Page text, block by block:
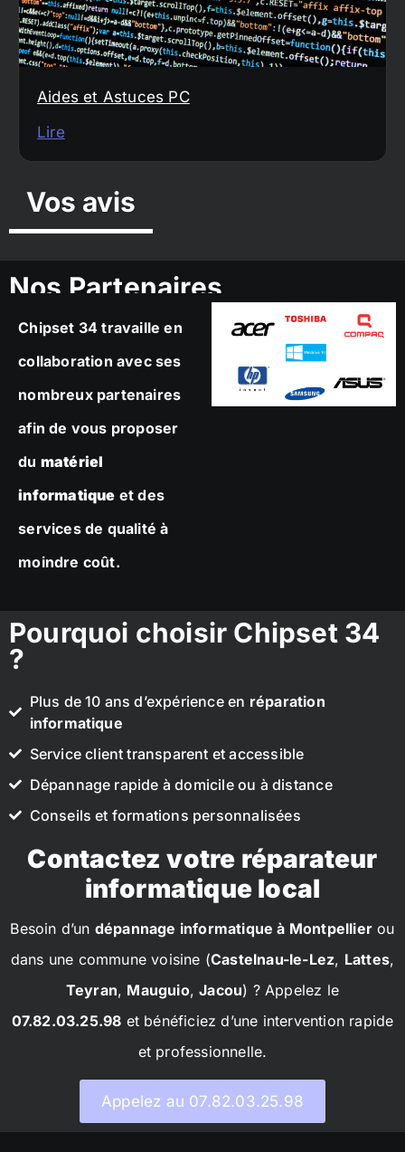
Aides et Astuces PC
Lire
Vos avis
Nos Partenaires
Chipset 34 travaille en
collaboration avec ses
nombreux partenaires
afin de vous proposer
du matériel
informatique et des
services de qualité à
moindre coût.
Pourquoi choisir Chipset 34
?
Plus de 10 ans d’expérience en réparation
informatique
Service client transparent et accessible
Dépannage rapide à domicile ou à distance
Conseils et formations personnalisées
Contactez votre réparateur
informatique local
Besoin d’un dépannage informatique à Montpellier ou
dans une commune voisine (Castelnau-le-Lez, Lattes,
Teyran, Mauguio,Jacou) ? Appelez le
07.82.03.25.98 et bénéficiez d’une intervention rapide
et professionnelle.
Appelez au 07.82.03.25.98